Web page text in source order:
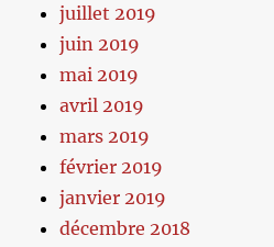
juillet 2019
juin 2019
mai 2019
avril 2019
mars 2019
février 2019
janvier 2019
décembre 2018